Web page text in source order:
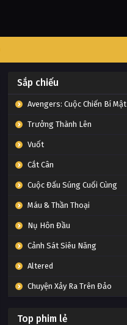
Sắp chiếu
Avengers: Cuộc Chiến Bí Mật
Trưởng Thành Lên
Vuốt
Cắt Cân
Cuộc Đấu Súng Cuối Cùng
Máu & Thần Thoại
Nụ Hôn Đầu
Cảnh Sát Siêu Năng
Altered
Chuyện Xảy Ra Trên Đảo
Top phim lẻ